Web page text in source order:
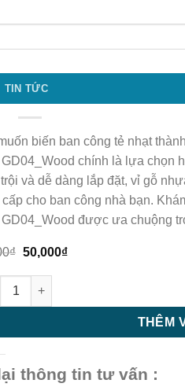
TIN TỨC
biến ban công tẻ nhạt
chính là lựa chọn
và dễ dàng lắp đặt, vỉ gỗ
cho ban công nhà bạn.
được ưa chuộng
₫ Giá
là:
65,000₫.
50,000₫Giá
ban công - vỉ gỗ nhựa lót sàn
THÊM
thông tin tư vấn :